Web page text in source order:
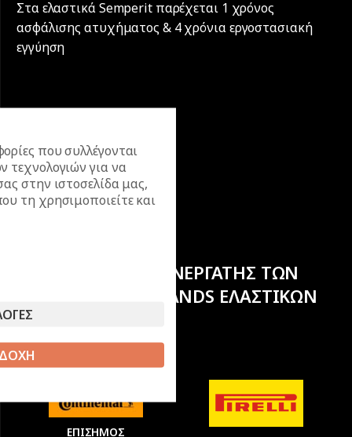
Στα ελαστικά Semperit παρέχεται 1 χρόνος
ασφάλισης ατυχήματος & 4 χρόνια εργοστασιακή
εγγύηση
ΕΠΙΣΗΜΟΣ ΣΥΝΕΡΓΑΤΗΣ ΤΩΝ
ΚΟΡΥΦΑΙΩΝ BRANDS ΕΛΑΣΤΙΚΩΝ
ΕΠΙΣΗΜΟΣ
που συλλέγονται
τεχνολογιών για να
στην ιστοσελίδα μας,
τη χρησιμοποιείτε και